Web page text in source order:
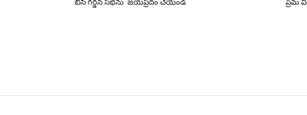
బీసీ గర్జన సభను జయప్రదం చేయండి ప్రేమ